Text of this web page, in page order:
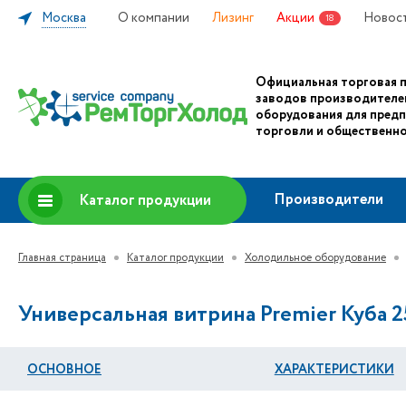
Москва О компании Лизинг Акции 18
Официальная торговая
заводов
оборудования для
торговли и
Каталог продукции Производители
Главная страница Каталог продукции Холодильное оборудование
Универсальная витрина Premier Куба
ОСНОВНОЕ ХАРАКТЕРИСТИКИ